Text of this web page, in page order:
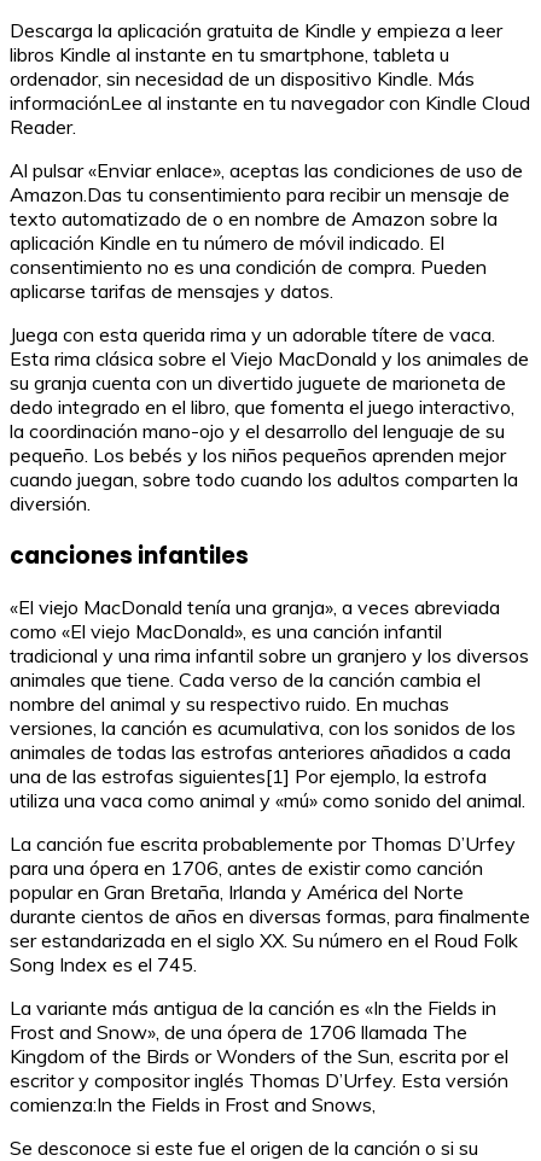
Descarga la aplicación gratuita de Kindle y empieza a leer
libros Kindle al instante en tu smartphone, tableta u
ordenador, sin necesidad de un dispositivo Kindle. Más
informaciónLee al instante en tu navegador con Kindle Cloud
Reader.
Al pulsar «Enviar enlace», aceptas las condiciones de uso de
Amazon.Das tu consentimiento para recibir un mensaje de
texto automatizado de o en nombre de Amazon sobre la
aplicación Kindle en tu número de móvil indicado. El
consentimiento no es una condición de compra. Pueden
aplicarse tarifas de mensajes y datos.
Juega con esta querida rima y un adorable títere de vaca.
Esta rima clásica sobre el Viejo MacDonald y los animales de
su granja cuenta con un divertido juguete de marioneta de
dedo integrado en el libro, que fomenta el juego interactivo,
la coordinación mano-ojo y el desarrollo del lenguaje de su
pequeño. Los bebés y los niños pequeños aprenden mejor
cuando juegan, sobre todo cuando los adultos comparten la
diversión.
canciones infantiles
«El viejo MacDonald tenía una granja», a veces abreviada
como «El viejo MacDonald», es una canción infantil
tradicional y una rima infantil sobre un granjero y los diversos
animales que tiene. Cada verso de la canción cambia el
nombre del animal y su respectivo ruido. En muchas
versiones, la canción es acumulativa, con los sonidos de los
animales de todas las estrofas anteriores añadidos a cada
una de las estrofas siguientes[1] Por ejemplo, la estrofa
utiliza una vaca como animal y «mú» como sonido del animal.
La canción fue escrita probablemente por Thomas D’Urfey
para una ópera en 1706, antes de existir como canción
popular en Gran Bretaña, Irlanda y América del Norte
durante cientos de años en diversas formas, para finalmente
ser estandarizada en el siglo XX. Su número en el Roud Folk
Song Index es el 745.
La variante más antigua de la canción es «In the Fields in
Frost and Snow», de una ópera de 1706 llamada The
Kingdom of the Birds or Wonders of the Sun, escrita por el
escritor y compositor inglés Thomas D’Urfey. Esta versión
comienza:In the Fields in Frost and Snows,
Se desconoce si este fue el origen de la canción o si su